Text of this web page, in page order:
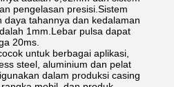
pengelasan presisi.Sistem
daya tahannya dan kedalaman
1mm.Lebar pulsa dapat
20ms.
untuk berbagai aplikasi,
steel, aluminium dan pelat
dalam produksi casing